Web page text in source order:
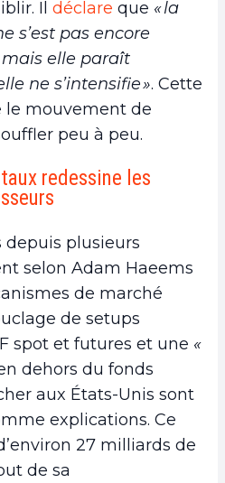
Il déclare que « la
s’est pas encore
elle paraît
ne s’intensifie ». Cette
le mouvement de
peu à peu.
redessine les
depuis plusieurs
selon Adam Haeems
de marché
de setups
spot et futures et une «
dehors du fonds
aux États-Unis sont
explications. Ce
27 milliards de
de sa